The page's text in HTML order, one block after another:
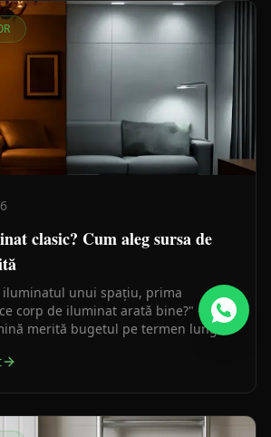
clasic? Cum aleg sursa de
iluminatul unui spațiu, prima
corp de iluminat arată bine?" — ci
merită bugetul pe termen lung?".